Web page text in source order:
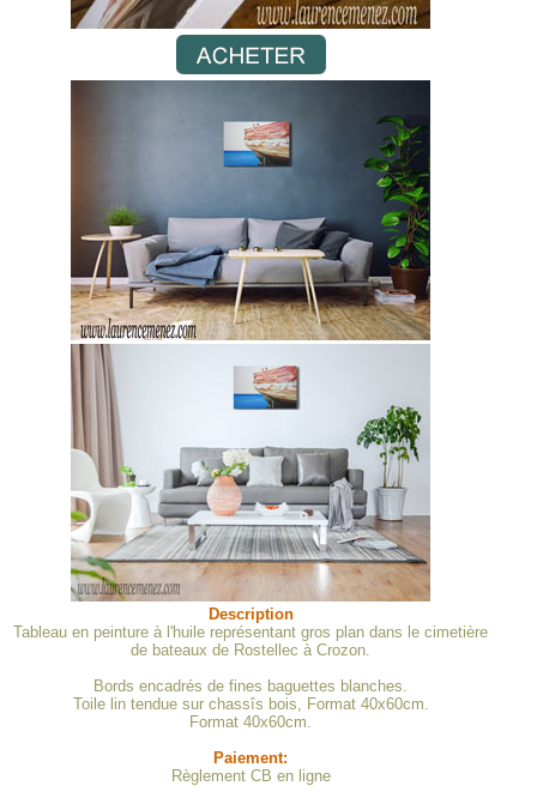
Description
Tableau en peinture à l'huile représentant gros plan dans le cimetière
de bateaux de Rostellec à Crozon.
Bords encadrés de fines baguettes blanches.
Toile lin tendue sur chassîs bois, Format 40x60cm.
Format 40x60cm.
Paiement:
Règlement CB en ligne